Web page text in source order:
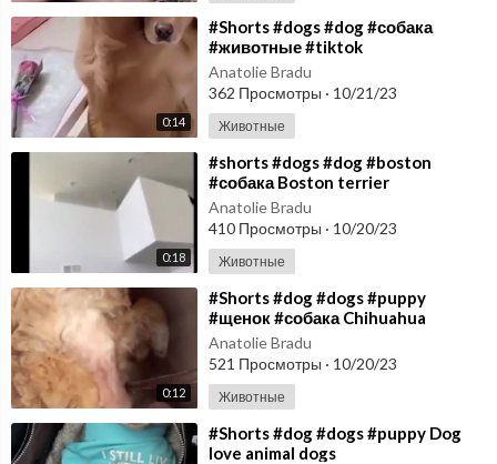
0:14
⁣#Shorts #dogs #dog #собака
#животные #tiktok
Anatolie Bradu
362 Просмотры · 10/21/23
Животные
0:18
⁣#shorts #dogs #dog #boston
#собака Boston terrier
Anatolie Bradu
410 Просмотры · 10/20/23
Животные
0:12
⁣#Shorts #dog #dogs #puppy
#щенок #собака Chihuahua
Anatolie Bradu
521 Просмотры · 10/20/23
Животные
⁣#Shorts #dog #dogs #puppy Dog
love animal dogs